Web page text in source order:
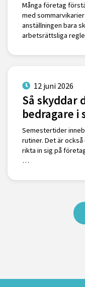
Många företag
med
anställningen bara
arbetsrättsliga
12 juni 2026
Så skyddar
bedragare i
Semestertider
rutiner. Det är
rikta in sig på
…